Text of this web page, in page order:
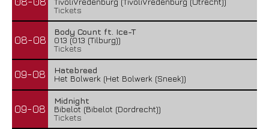
Tickets
08-08
Body Count ft. Ice-T
013 (013 (Tilburg))
Tickets
09-08
Hatebreed
Het Bolwerk (Het Bolwerk (Sneek))
09-08
Midnight
Bibelot (Bibelot (Dordrecht))
Tickets